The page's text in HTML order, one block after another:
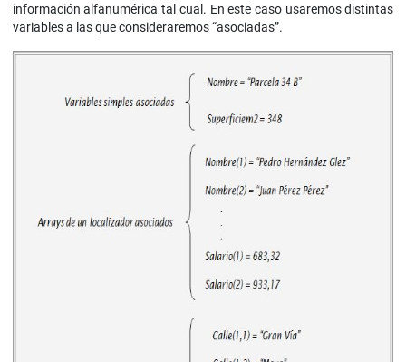
información alfanumérica tal cual. En este caso usaremos distintas
variables a las que consideraremos “asociadas”.